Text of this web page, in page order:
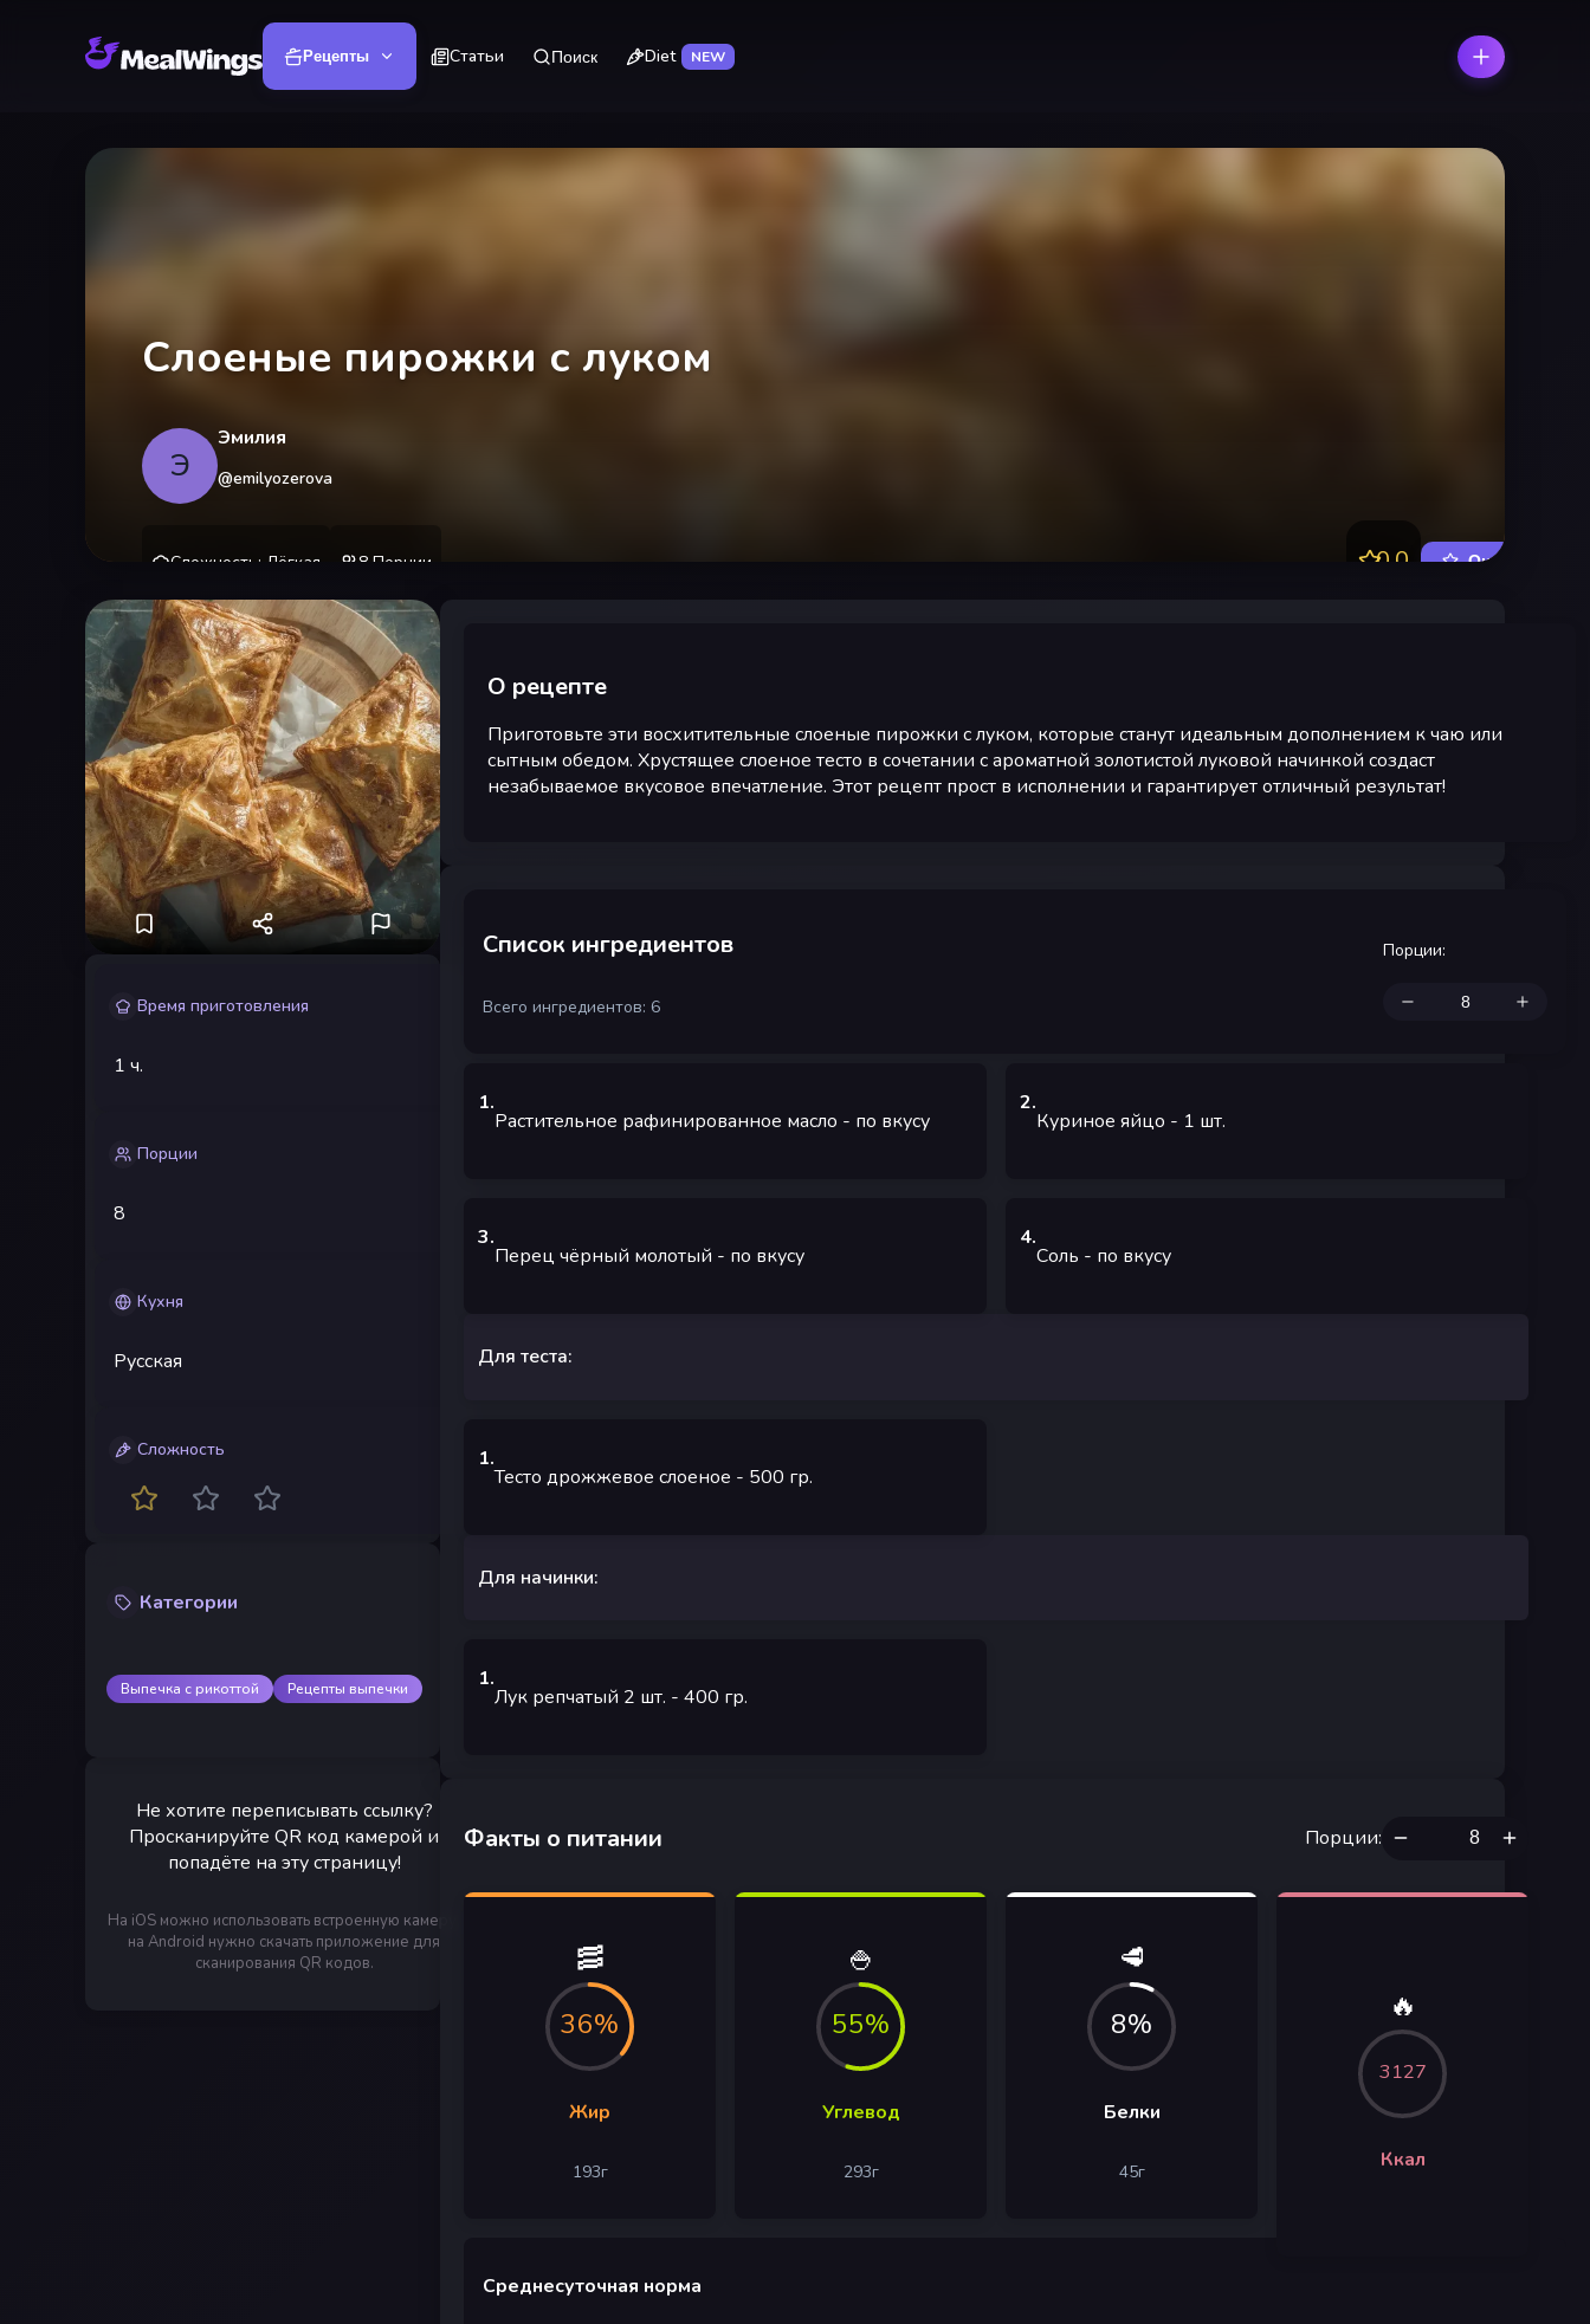
Рецепты Статьи Поиск Diet NEW
Слоеные пирожки с луком
Э
Эмилия
@emilyozerova
Сложность : Лёгкая 8 Порции 0.0 Оценить
Время приготовления
1 ч.
Порции
8
Кухня
Русская
Сложность
Категории
Выпечка с рикоттой Рецепты выпечки
Не хотите переписывать ссылку?
Просканируйте QR код камерой и
попадёте на эту страницу!
На iOS можно использовать встроенную камеру,
на Android нужно скачать приложение для
сканирования QR кодов.
О рецепте
Приготовьте эти восхитительные слоеные пирожки с луком, которые станут идеальным дополнением к чаю или
сытным обедом. Хрустящее слоеное тесто в сочетании с ароматной золотистой луковой начинкой создаст
незабываемое вкусовое впечатление. Этот рецепт прост в исполнении и гарантирует отличный результат!
Список ингредиентов
Всего ингредиентов: 6
Порции:
1.
Растительное рафинированное масло - по вкусу
2.
Куриное яйцо - 1 шт.
3.
Перец чёрный молотый - по вкусу
4.
Соль - по вкусу
Для теста:
1.
Тесто дрожжевое слоеное - 500 гр.
Для начинки:
1.
Лук репчатый 2 шт. - 400 гр.
Факты о питании Порции:
🥓
36%
Жир
193г
🍚
55%
Углевод
293г
🥩
8%
Белки
45г
🔥
3127
Ккал
Среднесуточная норма